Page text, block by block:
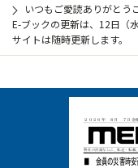
いつもご愛読ありがとう
E-ブックの更新は、12日（
サイトは随時更新します。